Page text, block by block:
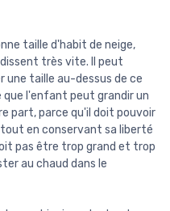
taille d'habit de neige,
très vite. Il peut
taille au-dessus de ce
que l'enfant peut grandir un
part, parce qu'il doit pouvoir
en conservant sa liberté
pas être trop grand et trop
au chaud dans le